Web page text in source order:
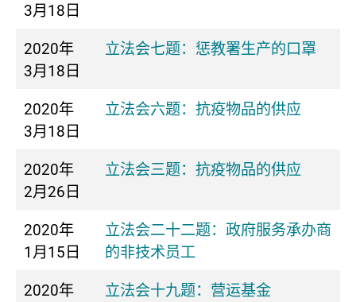
3月18日
2020年
3月18日
立法会七题：惩教署生产的口罩
2020年
3月18日
立法会六题：抗疫物品的供应
2020年
2月26日
立法会三题：抗疫物品的供应
2020年
1月15日
立法会二十二题：政府服务承办商
的非技术员工
2020年
立法会十九题：营运基金